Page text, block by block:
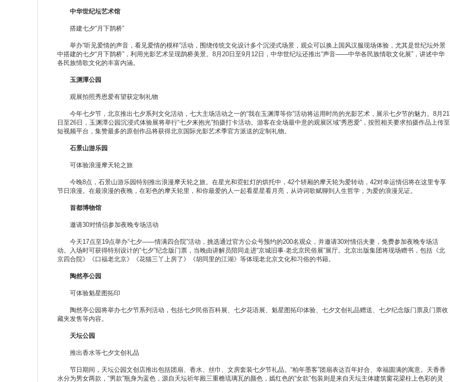
中华世纪坛艺术馆
搭建七夕“月下鹊桥”
举办“听见爱情的声音，看见爱情的模样”活动，围绕传统文化设计多个沉浸式场景，观众可以换上国风汉服现场体验，尤其是世纪坛外景
中搭建的七夕“月下鹊桥”，利用光影艺术呈现鹊桥美景。8月20日至9月12日，中华世纪坛还推出“声音——中华各民族情歌文化展”，讲述中华
各民族情歌文化的丰富内涵。
玉渊潭公园
观展拍照秀恩爱有望获定制礼物
今年七夕节，北京推出七夕系列文化活动，七大主场活动之一的“我在玉渊潭等你”活动将运用时尚的光影艺术，展示七夕节的魅力。8月21
日至26日，玉渊潭公园沉浸式体验展将举行“七夕来抱光”拍摄打卡活动。游客在全场最中意的观展区域“秀恩爱”，按照相关要求拍摄作品上传至
短视频平台，集赞最多的原创作品将获得北京国际光影艺术季官方派送的定制礼物。
石景山游乐园
可体验浪漫摩天轮之旅
今晚8点，石景山游乐园特别推出浪漫摩天轮之旅。在星光和霓虹灯的烘托中，42个轿厢的摩天轮为爱转动，42对幸运情侣将在这里专享
节日浪漫。在最浪漫的夜晚，在彩色的摩天轮里，和你最爱的人一起看星星看月亮，从诗词歌赋聊到人生哲学，为爱的浪漫见证。
首都博物馆
邀请30对情侣参加夜晚专场活动
今天17点至19点举办“七夕——情满四合院”活动，挑选通过官方公众号预约的200名观众，并邀请30对情侣夫妻，免费参加夜晚专场活
动。入场时可获得特别设计的“七夕”纪念版门票，当晚由讲解员陪同走进“京城旧事·老北京民俗展”展厅。北京出版集团将现场赠书，包括《北
京四合院》《口福老北京》《花猫三丫上房了》《胡同里的江湖》等体现老北京文化和习俗的书籍。
陶然亭公园
可体验魁星图拓印
陶然亭公园将举办七夕节系列活动，包括七夕民俗百科展、七夕花语展、魁星图拓印体验、七夕文创礼品赠送、七夕纪念版门票及门票收
藏夹发售等内容。
天坛公园
推出香水等七夕文创礼品
节日期间，天坛公园文创店推出包括团扇、香水、丝巾、文房套装七夕节礼品。“柏年墨客”团扇表达百年好合、幸福圆满的寓意。天香香
水分为男女两款，“男款”瓶身为蓝色，源自天坛祈年殿三重檐琉璃瓦的颜色，嫣红色的“女款”包装则是来自天坛主体建筑窗花梁柱上色彩的灵